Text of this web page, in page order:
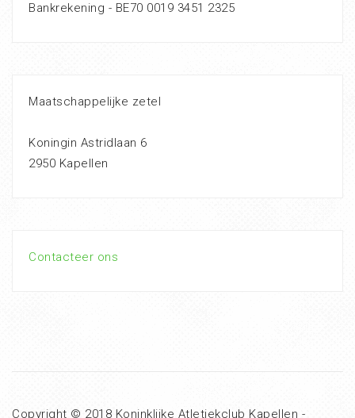
Bankrekening - BE70 0019 3451 2325
Maatschappelijke zetel
Koningin Astridlaan 6
2950 Kapellen
Contacteer ons
Copyright © 2018 Koninklijke Atletiekclub Kapellen -